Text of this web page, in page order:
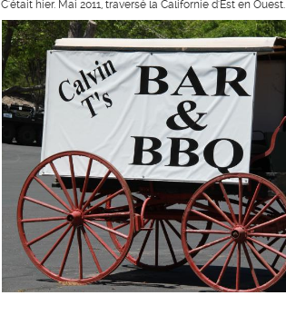
C'était hier. Mai 2011, traversé la Californie d'Est en Ouest.